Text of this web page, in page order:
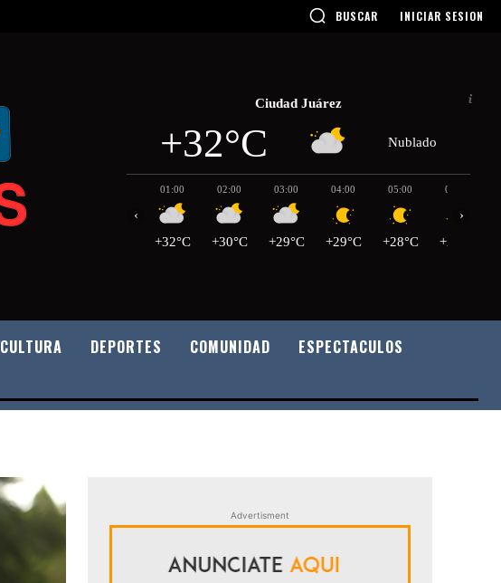
BUSCAR INICIAR SESION
Ciudad Juárez
+32°C Nublado
01:00
+32°C
02:00
+30°C
03:00
+29°C
04:00
+29°C
05:00
+28°C
06:00
+27°C
‹ ›
CULTURA DEPORTES COMUNIDAD
ESPECTACULOS
Advertisment